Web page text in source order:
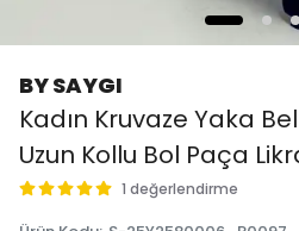
BY SAYGI
Kadın Kruvaze Yaka
Uzun Kollu Bol Paça
1 değerlendirme